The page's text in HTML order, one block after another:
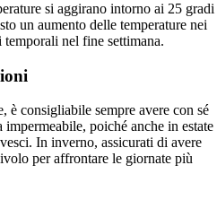
si aggirano intorno ai 25 gradi
un aumento delle temperature nei
nel fine settimana.
è consigliabile sempre avere con sé
poiché anche in estate
In inverno, assicurati di avere
per affrontare le giornate più